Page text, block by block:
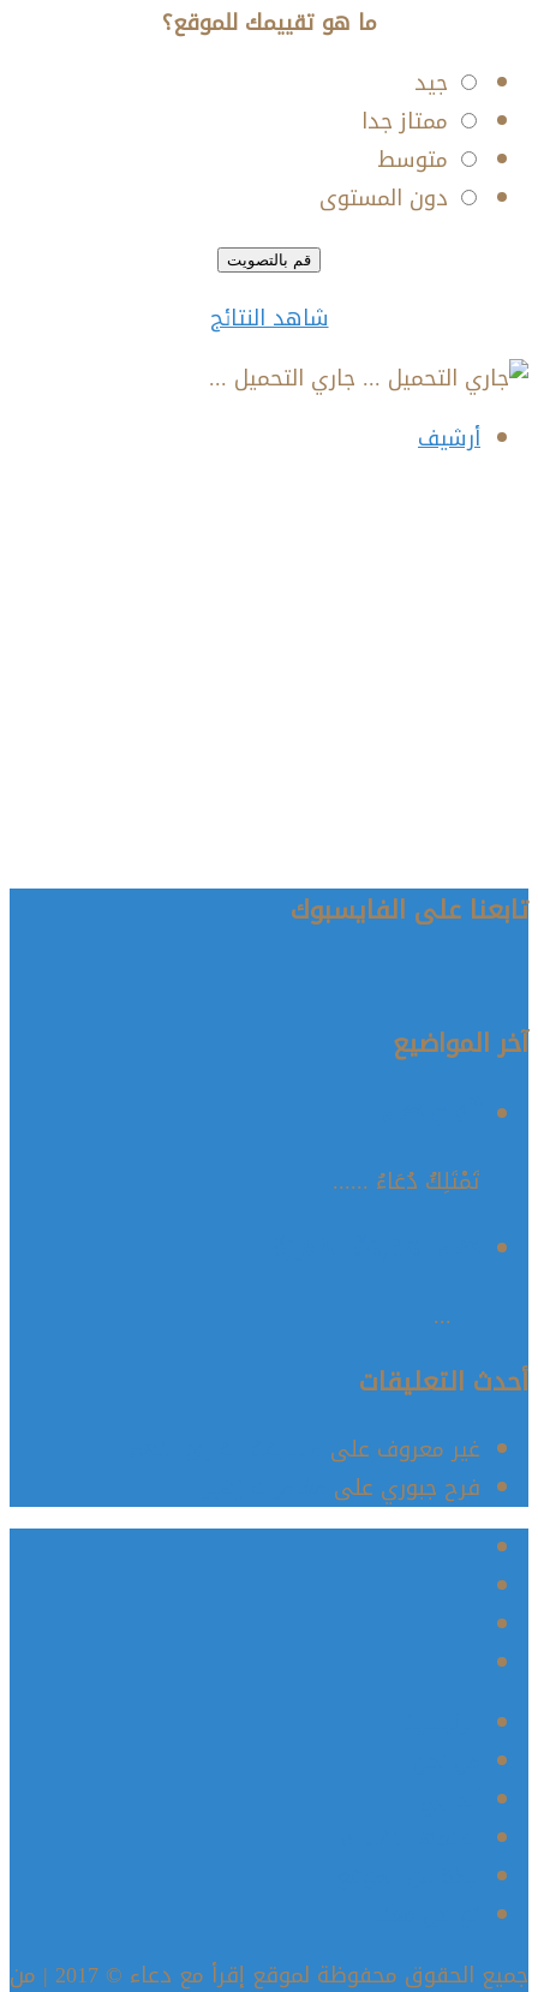
ما هو تقييمك للموقع؟
جيد
ممتاز جدا
متوسط
دون المستوى
شاهد النتائج
جاري التحميل ...
أرشيف
تابعنا على الفايسبوك
آخر المواضيع
تَمْتَلِكُ دُعَاءُ ......
...
أحدث التعليقات
غير معروف على
فرح جبوري على
جميع الحقوق محفوظة لموقع إقرأ مع دعاء © 2017 | من